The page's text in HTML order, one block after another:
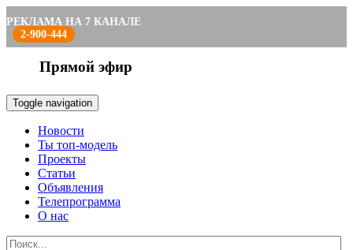
РЕКЛАМА НА 7 КАНАЛЕ
2-900-444
Прямой эфир
Toggle navigation
Новости
Ты топ-модель
Проекты
Статьи
Объявления
Телепрограмма
О нас